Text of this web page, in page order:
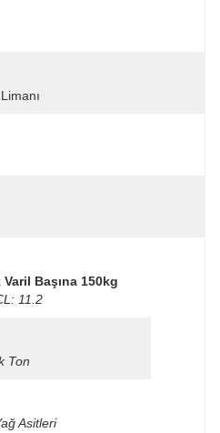
Varil Başına 150kg
11.2
Ton
Asitleri